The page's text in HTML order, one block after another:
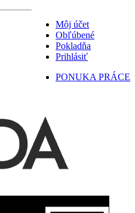
Môj účet
Obľúbené
Pokladňa
Prihlásiť
PONUKA PRÁCE